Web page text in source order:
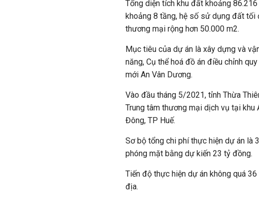
Tổng diện tích khu đất khoảng
khoảng 8 tầng, hệ số sử dụng đất tối
thương mại rộng hơn 50.000 m2.
Mục tiêu của dự án là xây dựng và
năng, Cụ thể hoá đồ án điều chỉnh
mới An Vân Dương.
Vào đầu tháng 5/2021, tỉnh Thừa
Trung tâm thương mại dịch vụ tại
Đông, TP Huế.
Sơ bộ tổng chi phí thực hiện dự án là
phóng mặt bằng dự kiến 23 tỷ đồng.
Tiến độ thực hiện dự án không quá
địa.